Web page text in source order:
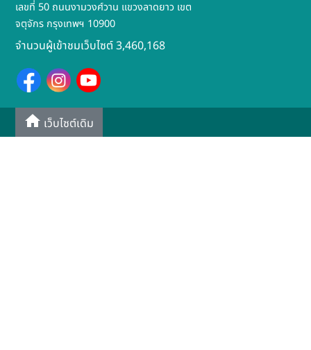
เลขที่ 50 ถนนงามวงศ์วาน แขวงลาดยาว เขต
จตุจักร กรุงเทพฯ 10900
จำนวนผู้เข้าชมเว็บไซต์ 3,460,168
เว็บไซต์เดิม